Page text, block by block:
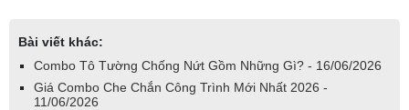
Bài viết khác:
Combo Tô Tường Chống Nứt Gồm Những Gì? - 16/06/2026
Giá Combo Che Chắn Công Trình Mới Nhất 2026 -
11/06/2026